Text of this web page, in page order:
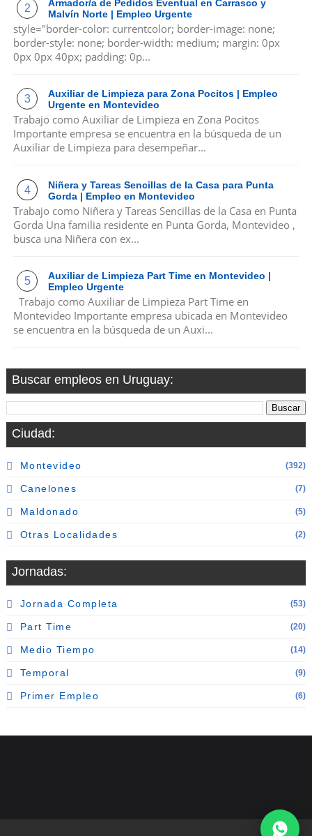
Armador/a de Pedidos Eventual en Carrasco y
Malvín Norte | Empleo Urgente
style="border-color: currentcolor; border-image: none;
border-style: none; border-width: medium; margin: 0px
0px 0px 40px; padding: 0p...
Auxiliar de Limpieza para Zona Pocitos | Empleo
Urgente en Montevideo
Trabajo como Auxiliar de Limpieza en Zona Pocitos
Importante empresa se encuentra en la búsqueda de un
Auxiliar de Limpieza para desempeñar...
Niñera y Tareas Sencillas de la Casa para Punta
Gorda | Empleo en Montevideo
Trabajo como Niñera y Tareas Sencillas de la Casa en Punta
Gorda Una familia residente en Punta Gorda, Montevideo ,
busca una Niñera con ex...
Auxiliar de Limpieza Part Time en Montevideo |
Empleo Urgente
Trabajo como Auxiliar de Limpieza Part Time en
Montevideo Importante empresa ubicada en Montevideo
se encuentra en la búsqueda de un Auxi...
Buscar empleos en Uruguay:
Ciudad:
Montevideo (392)
Canelones (7)
Maldonado (5)
Otras Localidades (2)
Jornadas:
Jornada Completa (53)
Part Time (20)
Medio Tiempo (14)
Temporal (9)
Primer Empleo (6)